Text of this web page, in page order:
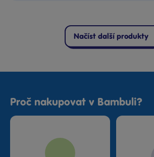
Načíst další produkty
Proč nakupovat v Bambuli?